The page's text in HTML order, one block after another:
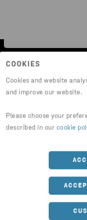
COOKIES
Cookies and website
and improve our website.
Please choose your
described in our cookie
SZYBKIE
Bezpieczny odbiór i